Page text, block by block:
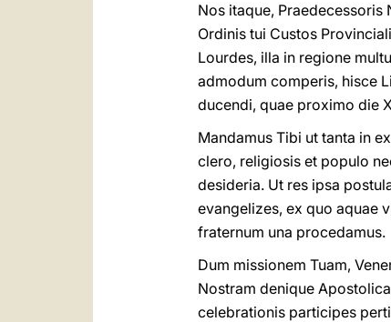
Nos itaque, Praedecessoris
Ordinis tui Custos
Lourdes, illa in regione
admodum comperis, hisce
ducendi, quae proximo die
Mandamus Tibi ut tanta in
clero, religiosis et populo
desideria. Ut res ipsa
evangelizes, ex quo aquae
fraternum una procedamus.
Dum missionem Tuam,
Nostram denique
celebrationis participes